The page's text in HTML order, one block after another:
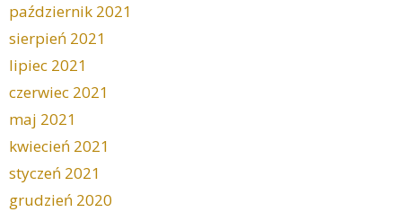
październik 2021
sierpień 2021
lipiec 2021
czerwiec 2021
maj 2021
kwiecień 2021
styczeń 2021
grudzień 2020